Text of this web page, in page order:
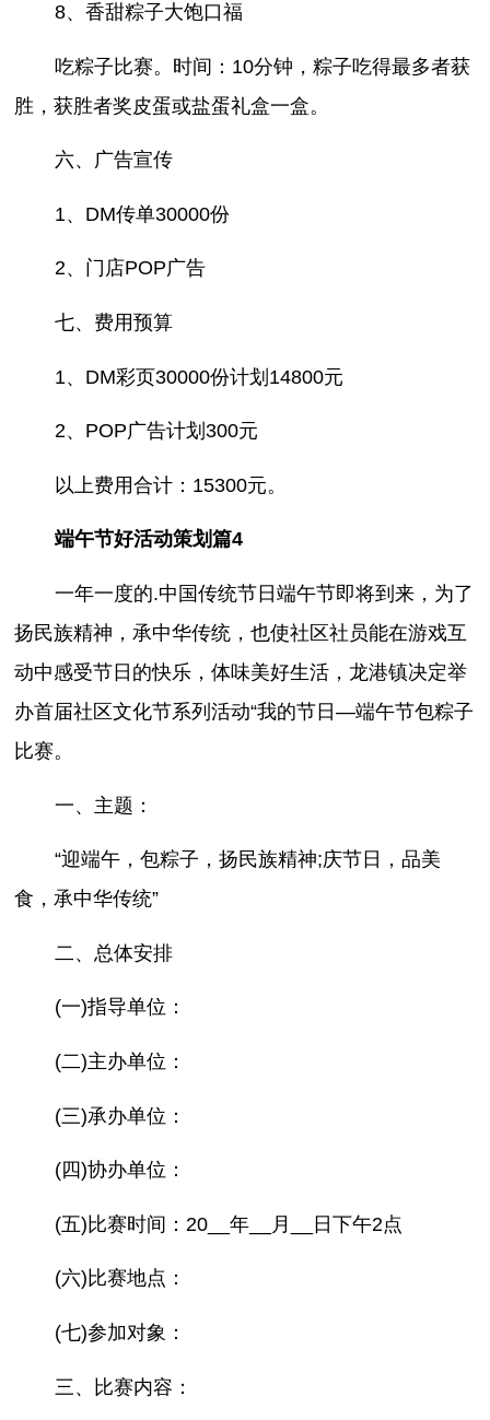
8、香甜粽子大饱口福
吃粽子比赛。时间：10分钟，粽子吃得最多者获
胜，获胜者奖皮蛋或盐蛋礼盒一盒。
六、广告宣传
1、DM传单30000份
2、门店POP广告
七、费用预算
1、DM彩页30000份计划14800元
2、POP广告计划300元
以上费用合计：15300元。
端午节好活动策划篇4
一年一度的.中国传统节日端午节即将到来，为了
扬民族精神，承中华传统，也使社区社员能在游戏互
动中感受节日的快乐，体味美好生活，龙港镇决定举
办首届社区文化节系列活动“我的节日—端午节包粽子
比赛。
一、主题：
“迎端午，包粽子，扬民族精神;庆节日，品美
食，承中华传统”
二、总体安排
(一)指导单位：
(二)主办单位：
(三)承办单位：
(四)协办单位：
(五)比赛时间：20__年__月__日下午2点
(六)比赛地点：
(七)参加对象：
三、比赛内容：